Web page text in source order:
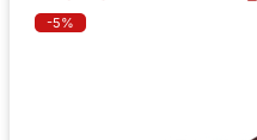
-5%